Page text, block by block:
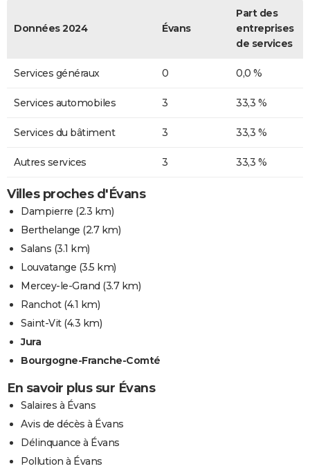
Données 2024 Évans
Part des
entreprises
de services
Services généraux 0 0,0 %
Services automobiles 3 33,3 %
Services du bâtiment 3 33,3 %
Autres services 3 33,3 %
Villes proches d'Évans
Dampierre (2.3 km)
Berthelange (2.7 km)
Salans (3.1 km)
Louvatange (3.5 km)
Mercey-le-Grand (3.7 km)
Ranchot(4.1 km)
Saint-Vit(4.3 km)
Jura
Bourgogne-Franche-Comté
En savoir plus sur Évans
Salaires à Évans
Avis de décès à Évans
Délinquance à Évans
Pollution à Évans